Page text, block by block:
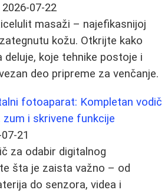
2026-07-22
masaži – najefikasnijoj
kožu. Otkrijte kako
koje tehnike postoje i
deo pripreme za venčanje.
fotoaparat: Kompletan vodič
zum i skrivene funkcije
21
za odabir digitalnog
šta je zaista važno – od
do senzora, videa i